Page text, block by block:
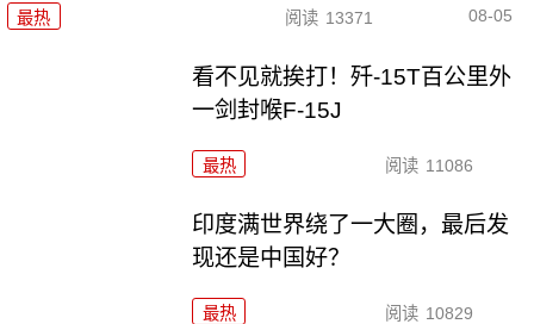
最热 阅读 13371 08-05
看不见就挨打！歼-15T百公里外
一剑封喉F-15J
最热 阅读 11086
印度满世界绕了一大圈，最后发
现还是中国好？
最热 阅读 10829